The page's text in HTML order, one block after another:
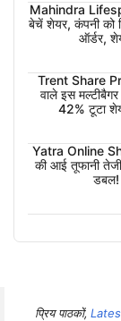
Mahindra
बेचें शेयर, कंपनी को
ऑर्डर,
Trent Share
वाले इस
42% टूटा
Yatra Online
की आई तूफानी
डबल!
प्रिय पाठकों,